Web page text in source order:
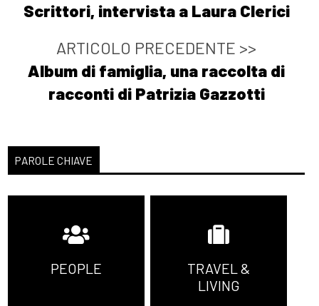
Scrittori, intervista a Laura Clerici
ARTICOLO PRECEDENTE >>
Album di famiglia, una raccolta di
racconti di Patrizia Gazzotti
PAROLE CHIAVE
PEOPLE
TRAVEL &
LIVING